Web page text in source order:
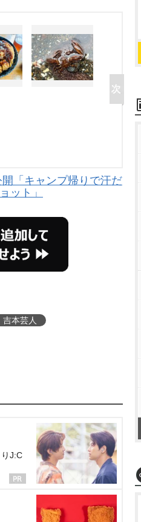
「キャンプ帰りで汗だ
ット」
吉本芸人
J:C